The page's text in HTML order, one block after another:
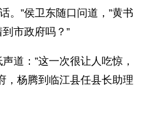
。”侯卫东随口问道，”黄书
市政府吗？”
道：”这一次很让人吃惊，
，杨腾到临江县任县长助理